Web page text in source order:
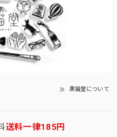
黒猫堂について
送料一律185円